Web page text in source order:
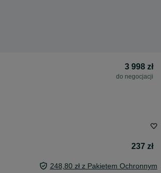
3 998 zł
do negocjacji
237 zł
248,80 zł z Pakietem Ochronnym